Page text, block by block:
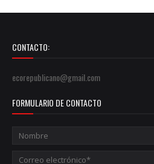
CONTACTO:
ecorepublicano@gmail.com
FORMULARIO DE CONTACTO